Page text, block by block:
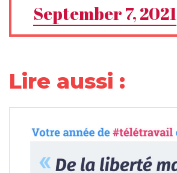
September 7, 2021
Lire aussi :